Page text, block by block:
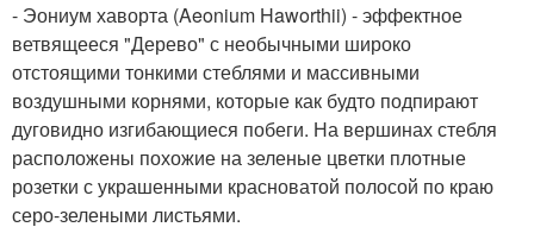
- Эониум хаворта (Aeonium Haworthii) - эффектное
ветвящееся "Дерево" с необычными широко
отстоящими тонкими стеблями и массивными
воздушными корнями, которые как будто подпирают
дуговидно изгибающиеся побеги. На вершинах стебля
расположены похожие на зеленые цветки плотные
розетки с украшенными красноватой полосой по краю
серо-зелеными листьями.